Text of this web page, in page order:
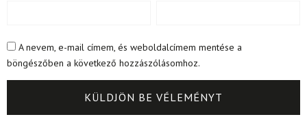
A nevem, e-mail címem, és weboldalcímem mentése a
böngészőben a következő hozzászólásomhoz.